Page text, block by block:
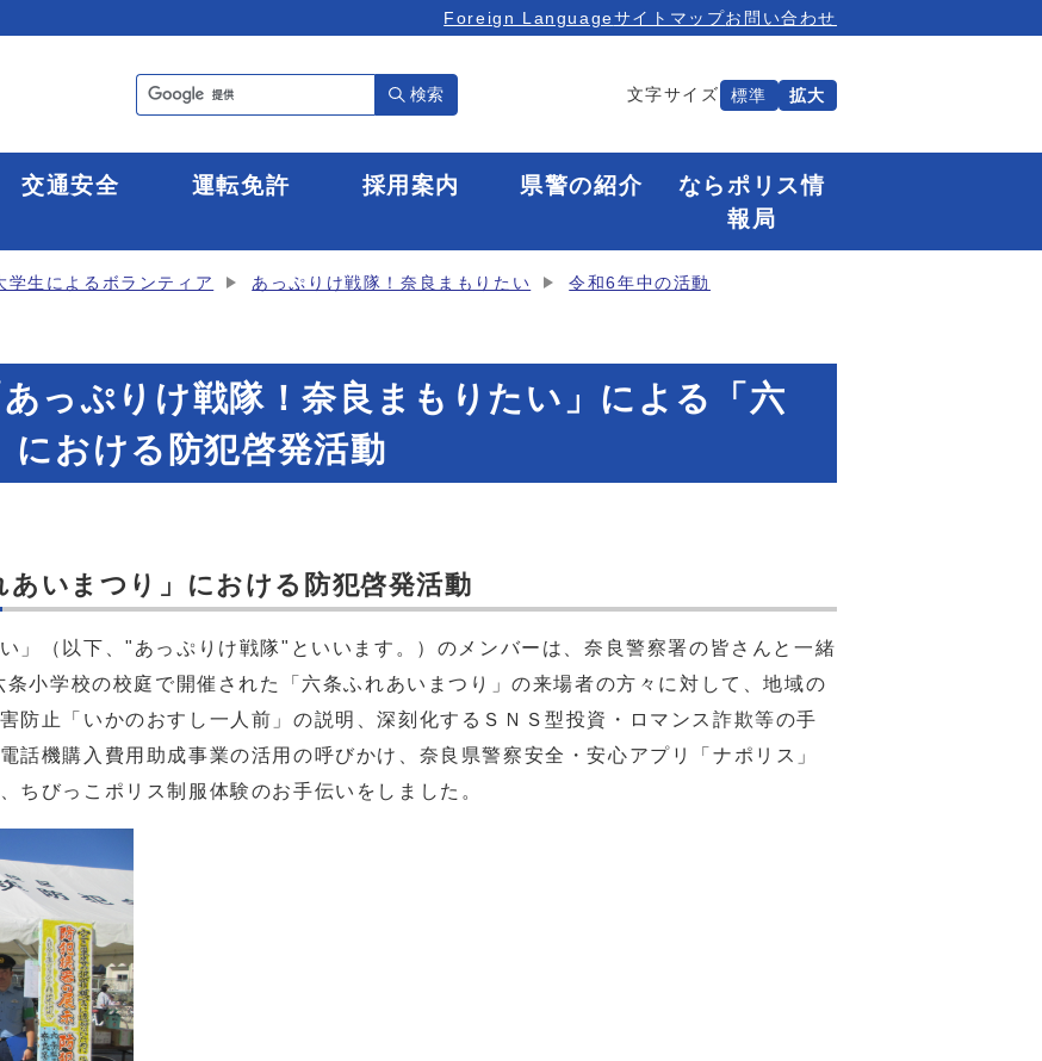
Foreign Languageサイトマップお問い合わせ
検索 文字サイズ 標準 拡大
交通安全 運転免許 採用案内 県警の紹介
ならポリス情
報局
学生によるボランティア あっぷりけ戦隊！奈良まもりたい 令和6年中の活動
っぷりけ戦隊！奈良まもりたい」による「六
おける防犯啓発活動
いまつり」における防犯啓発活動
」（以下、"あっぷりけ戦隊"といいます。）のメンバーは、奈良警察署の皆さんと一緒
小学校の校庭で開催された「六条ふれあいまつり」の来場者の方々に対して、地域の
防止「いかのおすし一人前」の説明、深刻化するＳＮＳ型投資・ロマンス詐欺等の手
話機購入費用助成事業の活用の呼びかけ、奈良県警察安全・安心アプリ「ナポリス」
ちびっこポリス制服体験のお手伝いをしました。